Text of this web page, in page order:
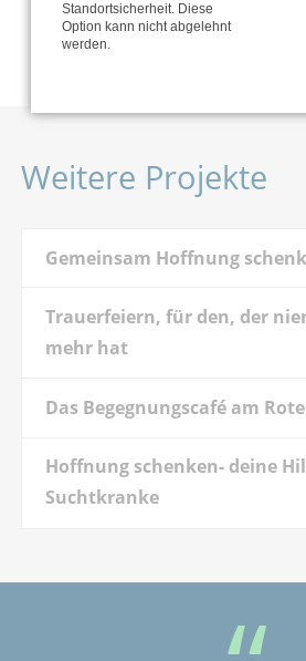
Nutzungsbedingungen
Weitere Projekte
Gemeinsam Hoffnung
Trauerfeiern, für den, der
mehr hat
Das Begegnungscafé am
Hoffnung schenken- deine
Suchtkranke
Standortsicherheit. Diese
Option kann nicht abgelehnt
werden.